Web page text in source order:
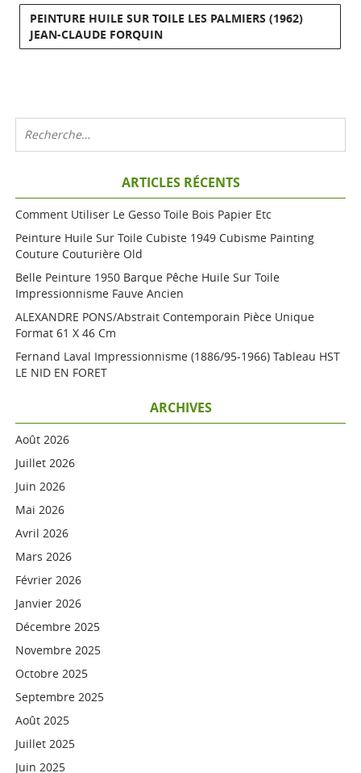
PEINTURE HUILE SUR TOILE LES PALMIERS (1962)
JEAN-CLAUDE FORQUIN
ARTICLES RÉCENTS
Comment Utiliser Le Gesso Toile Bois Papier Etc
Peinture Huile Sur Toile Cubiste 1949 Cubisme Painting
Couture Couturière Old
Belle Peinture 1950 Barque Pêche Huile Sur Toile
Impressionnisme Fauve Ancien
ALEXANDRE PONS/Abstrait Contemporain Pièce Unique
Format 61 X 46 Cm
Fernand Laval Impressionnisme (1886/95-1966) Tableau HST
LE NID EN FORET
ARCHIVES
Août 2026
Juillet 2026
Juin 2026
Mai 2026
Avril 2026
Mars 2026
Février 2026
Janvier 2026
Décembre 2025
Novembre 2025
Octobre 2025
Septembre 2025
Août 2025
Juillet 2025
Juin 2025